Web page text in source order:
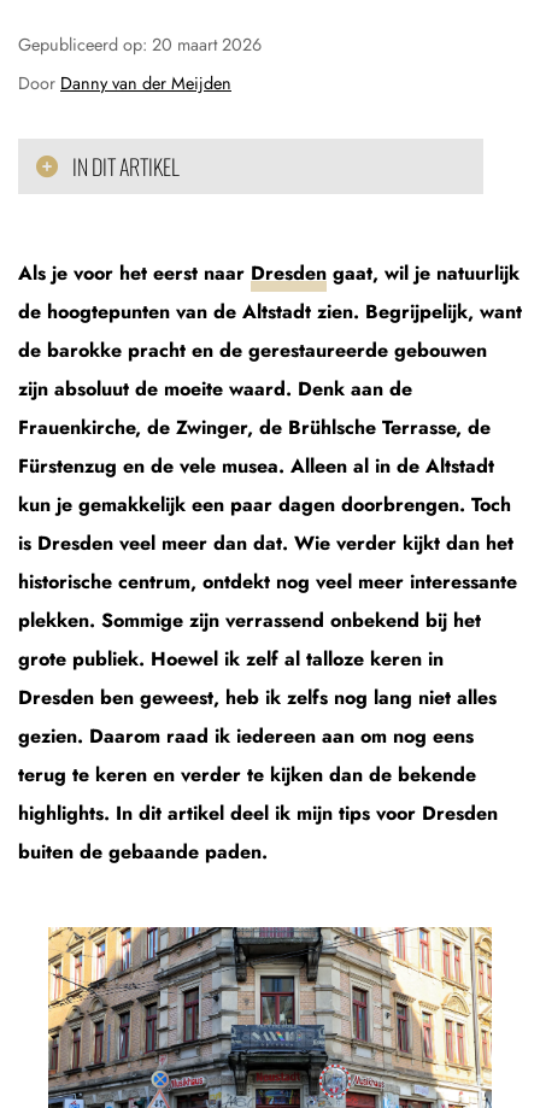
Gepubliceerd op: 20 maart 2026
Door Danny van der Meijden
IN DIT ARTIKEL
Als je voor het eerst naar Dresden gaat, wil je natuurlijk
de hoogtepunten van de Altstadt zien. Begrijpelijk, want
de barokke pracht en de gerestaureerde gebouwen
zijn absoluut de moeite waard. Denk aan de
Frauenkirche, de Zwinger, de Brühlsche Terrasse, de
Fürstenzug en de vele musea. Alleen al in de Altstadt
kun je gemakkelijk een paar dagen doorbrengen. Toch
is Dresden veel meer dan dat. Wie verder kijkt dan het
historische centrum, ontdekt nog veel meer interessante
plekken. Sommige zijn verrassend onbekend bij het
grote publiek. Hoewel ik zelf al talloze keren in
Dresden ben geweest, heb ik zelfs nog lang niet alles
gezien. Daarom raad ik iedereen aan om nog eens
terug te keren en verder te kijken dan de bekende
highlights. In dit artikel deel ik mijn tips voor Dresden
buiten de gebaande paden.